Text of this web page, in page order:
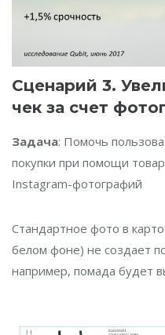
Cценарий 3.
чек за счет
Задача: Помочь
покупки при помощи
Instagram-фотографий
Стандартное фото в
белом фоне) не создает
например, помада будет